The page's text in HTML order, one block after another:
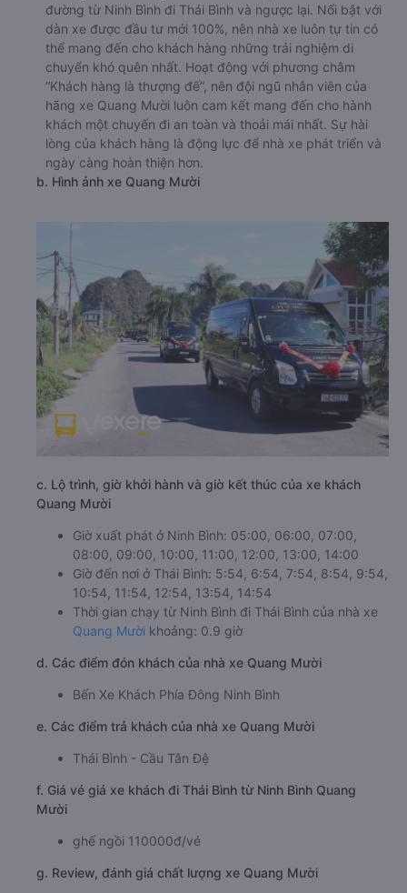
đường từ Ninh Bình đi Thái Bình và ngược lại. Nổi bật với
dàn xe được đầu tư mới 100%, nên nhà xe luôn tự tin có
thể mang đến cho khách hàng những trải nghiệm di
chuyển khó quên nhất. Hoạt động với phương châm
“Khách hàng là thượng đế”, nên đội ngũ nhân viên của
hãng xe Quang Mười luôn cam kết mang đến cho hành
khách một chuyến đi an toàn và thoải mái nhất. Sự hài
lòng của khách hàng là động lực để nhà xe phát triển và
ngày càng hoàn thiện hơn.
b. Hình ảnh xe Quang Mười
c. Lộ trình, giờ khởi hành và giờ kết thúc của xe khách
Quang Mười
Giờ xuất phát ở Ninh Bình: 05:00, 06:00, 07:00,
08:00, 09:00, 10:00, 11:00, 12:00, 13:00, 14:00
Giờ đến nơi ở Thái Bình: 5:54, 6:54, 7:54, 8:54, 9:54,
10:54, 11:54, 12:54, 13:54, 14:54
Thời gian chạy từ Ninh Bình đi Thái Bình của nhà xe
Quang Mười khoảng: 0.9 giờ
d. Các điểm đón khách của nhà xe Quang Mười
Bến Xe Khách Phía Đông Ninh Bình
e. Các điểm trả khách của nhà xe Quang Mười
Thái Bình - Cầu Tân Đệ
f. Giá vé giá xe khách đi Thái Bình từ Ninh Bình Quang
Mười
ghế ngồi 110000đ/vé
g. Review, đánh giá chất lượng xe Quang Mười